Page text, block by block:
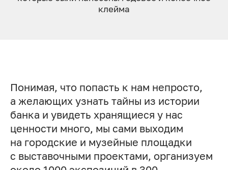
клей­ма
Понимая, что попасть к нам непросто,
а желающих узнать тайны из истории
банка и увидеть хранящиеся у нас
ценности много, мы сами выходим
на городские и музейные площадки
с выставочными проектами, организуем